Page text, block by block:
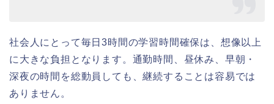
社会人にとって毎日3時間の学習時間確保は、想像以上
に大きな負担となります。通勤時間、昼休み、早朝・
深夜の時間を総動員しても、継続することは容易では
ありません。